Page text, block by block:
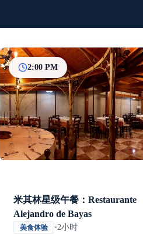
InicioParadas intermedias
Final
2:00 PM
米其林星级午餐：Restaurante
Alejandro de Bayas
美食体验 •2小时